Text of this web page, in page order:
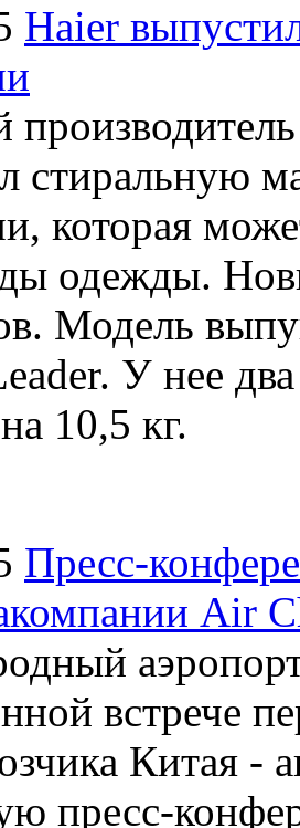
Haier
стиральную
которая
одежды.
Модель
У нее
10,5 кг.
Пресс-
Air
встрече
Китая -
пресс-